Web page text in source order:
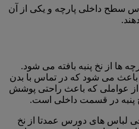
سطح داخلی پارچه و یکی از آن
ها از نخ پنبه بافته می شود.
باعث می شود که در تماس با بدن
از عواملی که باعث راحتی پوشش
پنبه در قسمت داخلی است.
لباس های دورس عمدتا از نخ